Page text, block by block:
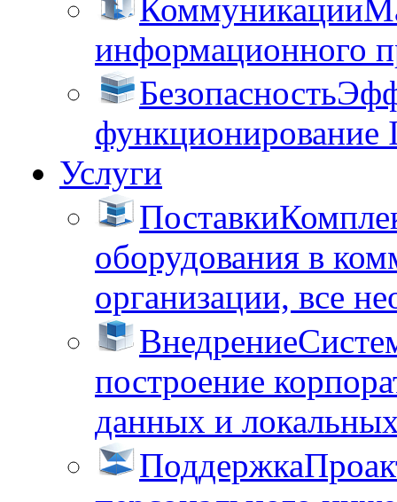
Коммуникации
информационного
Безопасность
функционирование
Услуги
Поставки
оборудования в
организации, все
Внедрение
построение
данных и
Поддержка